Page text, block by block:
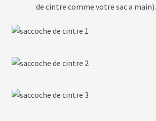
de cintre comme votre sac a main).